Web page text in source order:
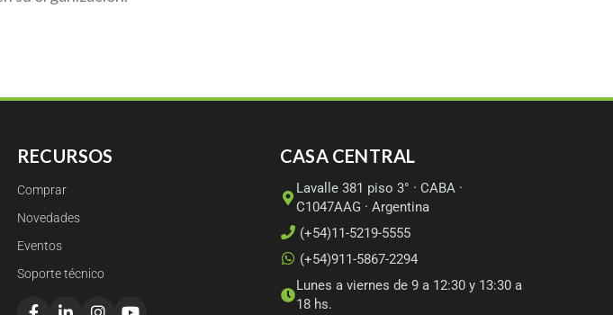
RECURSOS
Comprar
Novedades
Eventos
Soporte técnico
CASA CENTRAL
Lavalle 381 piso 3° · CABA ·
C1047AAG · Argentina
(+54)11-5219-5555
(+54)911-5867-2294
Lunes a viernes de 9 a 12:30 y 13:30 a
18 hs.